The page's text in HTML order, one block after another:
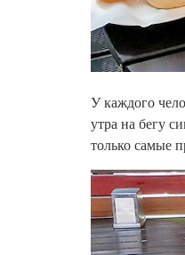
У каждого
утра на бегу
только самые